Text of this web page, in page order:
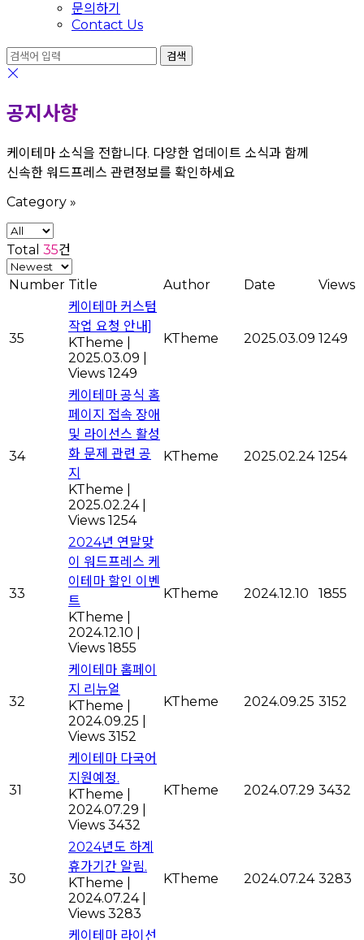
문의하기
Contact Us
공지사항
케이테마 소식을 전합니다. 다양한 업데이트 소식과 함께
신속한 워드프레스 관련정보를 확인하세요
Category »
Total 35건
Number Title Author Date Views
35
케이테마 커스텀
작업 요청 안내]
KTheme
2025.03.09
Views 1249
KTheme 2025.03.09 1249
34
케이테마 공식 홈
페이지 접속 장애
및 라이선스 활성
화 문제 관련 공
지
KTheme
2025.02.24
Views 1254
KTheme 2025.02.24 1254
33
2024년 연말맞
이 워드프레스 케
이테마 할인 이벤
트
KTheme
2024.12.10
Views 1855
KTheme 2024.12.10 1855
32
케이테마 홈페이
지 리뉴얼
KTheme
2024.09.25
Views 3152
KTheme 2024.09.25 3152
31
케이테마 다국어
지원예정.
KTheme
2024.07.29
Views 3432
KTheme 2024.07.29 3432
30
2024년도 하계
휴가기간 알림.
KTheme
2024.07.24
Views 3283
KTheme 2024.07.24 3283
케이테마 라이선